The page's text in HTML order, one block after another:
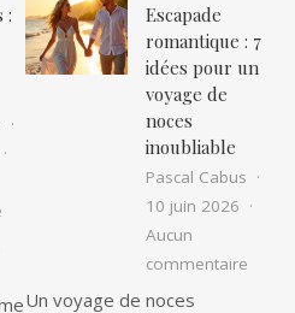
:
sur Évadez-vous : l’art de voyager
Escapade
romantique : 7
idées pour un
voyage de
noces
inoubliable
Pascal Cabus
10 juin 2026
Aucun
commentaire
Un voyage de noces